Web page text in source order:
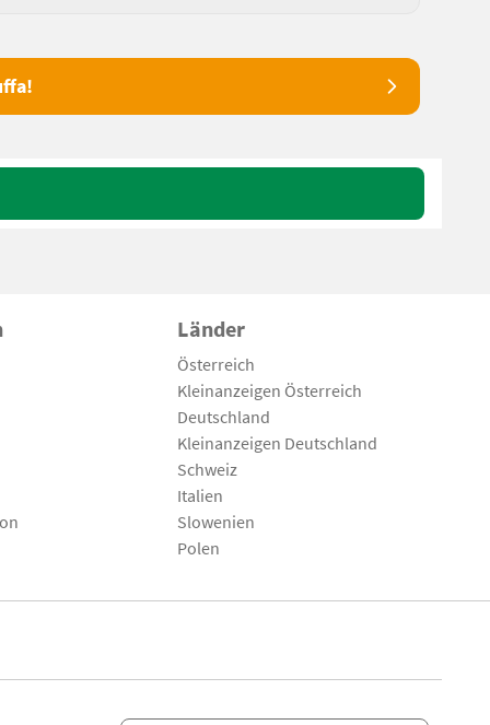
Länder
Österreich
Kleinanzeigen Österreich
Deutschland
Kleinanzeigen Deutschland
Schweiz
Italien
Slowenien
Polen